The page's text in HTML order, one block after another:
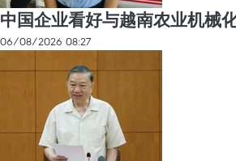
中国企业看好与越南农业机械
06/08/2026 08:27